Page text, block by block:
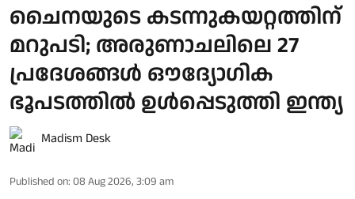
ചൈനയുടെ കടന്നുകയറ്റത്തിന്
മറുപടി; അരുണാചലിലെ 27
പ്രദേശങ്ങള്‍ ഔദ്യോഗിക
ഭൂപടത്തില്‍ ഉള്‍പ്പെടുത്തി ഇന്ത്യ
Madism Desk
Published on: 08 Aug 2026, 3:09 am